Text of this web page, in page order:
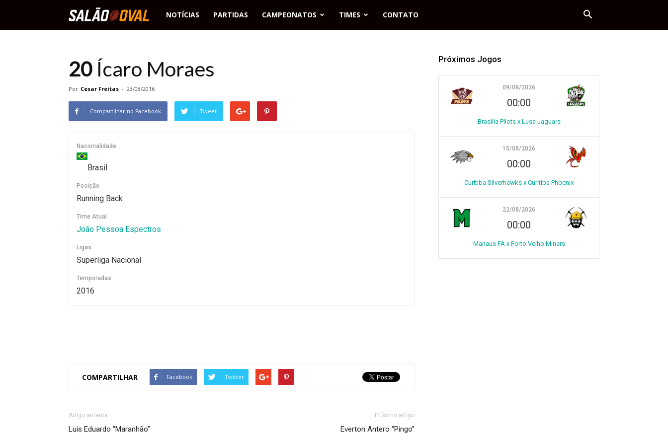
Salão
NOTÍCIAS PARTIDAS CAMPEONATOS TIMES CONTATO
20 Ícaro Moraes
Por Cesar Freitas - 23/08/2016
Compartilhar no Facebook Tweet
Nacionalidade
Brasil
Posição
Running Back
Time Atual
João Pessoa Espectros
Ligas
Superliga Nacional
Temporadas
2016
COMPARTILHAR Facebook Twitter
Artigo anterior
Luis Eduardo “Maranhão”
Próximo artigo
Everton Antero “Pingo”
Próximos Jogos
09/08/2026
00:00
Brasília Pilots x Lusa Jaguars
15/08/2026
00:00
Curitiba Silverhawks x Curitiba Phoenix
22/08/2026
00:00
Manaus FA x Porto Velho Miners